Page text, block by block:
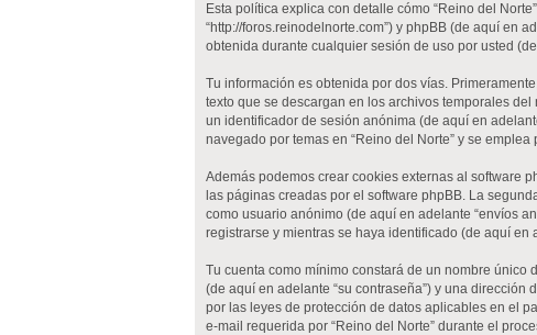
Esta política explica con detalle cómo “Reino del
“http://foros.reinodelnorte.com”) y phpBB (de aquí en
obtenida durante cualquier sesión de uso por usted
Tu información es obtenida por dos vías.
texto que se descargan en los archivos temporales
un identificador de sesión anónima (de aquí en
navegado por temas en “Reino del Norte” y se
Además podemos crear cookies externas al software
las páginas creadas por el software phpBB. La
como usuario anónimo (de aquí en adelante “envíos
registrarse y mientras se haya identificado (de aquí en
Tu cuenta como mínimo constará de un nombre único
(de aquí en adelante “su contraseña”) y una dirección
por las leyes de protección de datos aplicables en el
e-mail requerida por “Reino del Norte” durante el